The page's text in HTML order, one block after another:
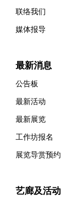
联络我们
媒体报导
最新消息
公告板
最新活动
最新展览
工作坊报名
展览导赏预约
艺廊及活动